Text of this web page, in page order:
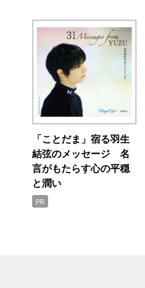
「ことだま」宿る羽生
結弦のメッセージ 名
言がもたらす心の平穏
と潤い
PR